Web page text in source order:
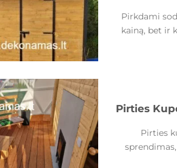
Pirkdami
kainą, bet ir
Pirties
Pirties